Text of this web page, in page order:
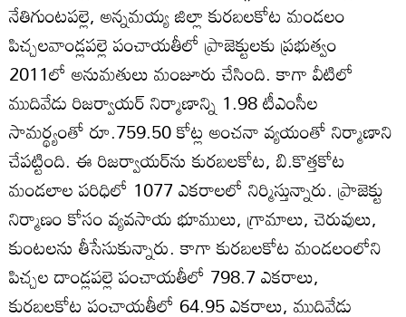
నేతిగుంటపల్లె, అన్నమయ్య జిల్లా కురబలకోట మండలం
పిచ్చలవాండ్లపల్లె పంచాయతీలో ప్రాజెక్టులకు ప్రభుత్వం
2011లో అనుమతులు మంజూరు చేసింది. కాగా వీటిలో
ముదివేడు రిజర్వాయర్ నిర్మాణాన్ని 1.98 టీఎంసీల
సామర్థ్యంతో రూ.759.50 కోట్ల అంచనా వ్యయంతో నిర్మాణాని
చేపట్టింది. ఈ రిజర్వాయర్‌ను కురబలకోట, బి.కొత్తకోట
మండలాల పరిధిలో 1077 ఎకరాలలో నిర్మిస్తున్నారు. ప్రాజెక్టు
నిర్మాణం కోసం వ్యవసాయ భూములు, గ్రామాలు, చెరువులు,
కుంటలను తీసేసుకున్నారు. కాగా కురబలకోట మండలంలోని
పిచ్చల దాండ్లపల్లె పంచాయతీలో 798.7 ఎకరాలు,
కురబలకోట పంచాయతీలో 64.95 ఎకరాలు, ముదివేడు